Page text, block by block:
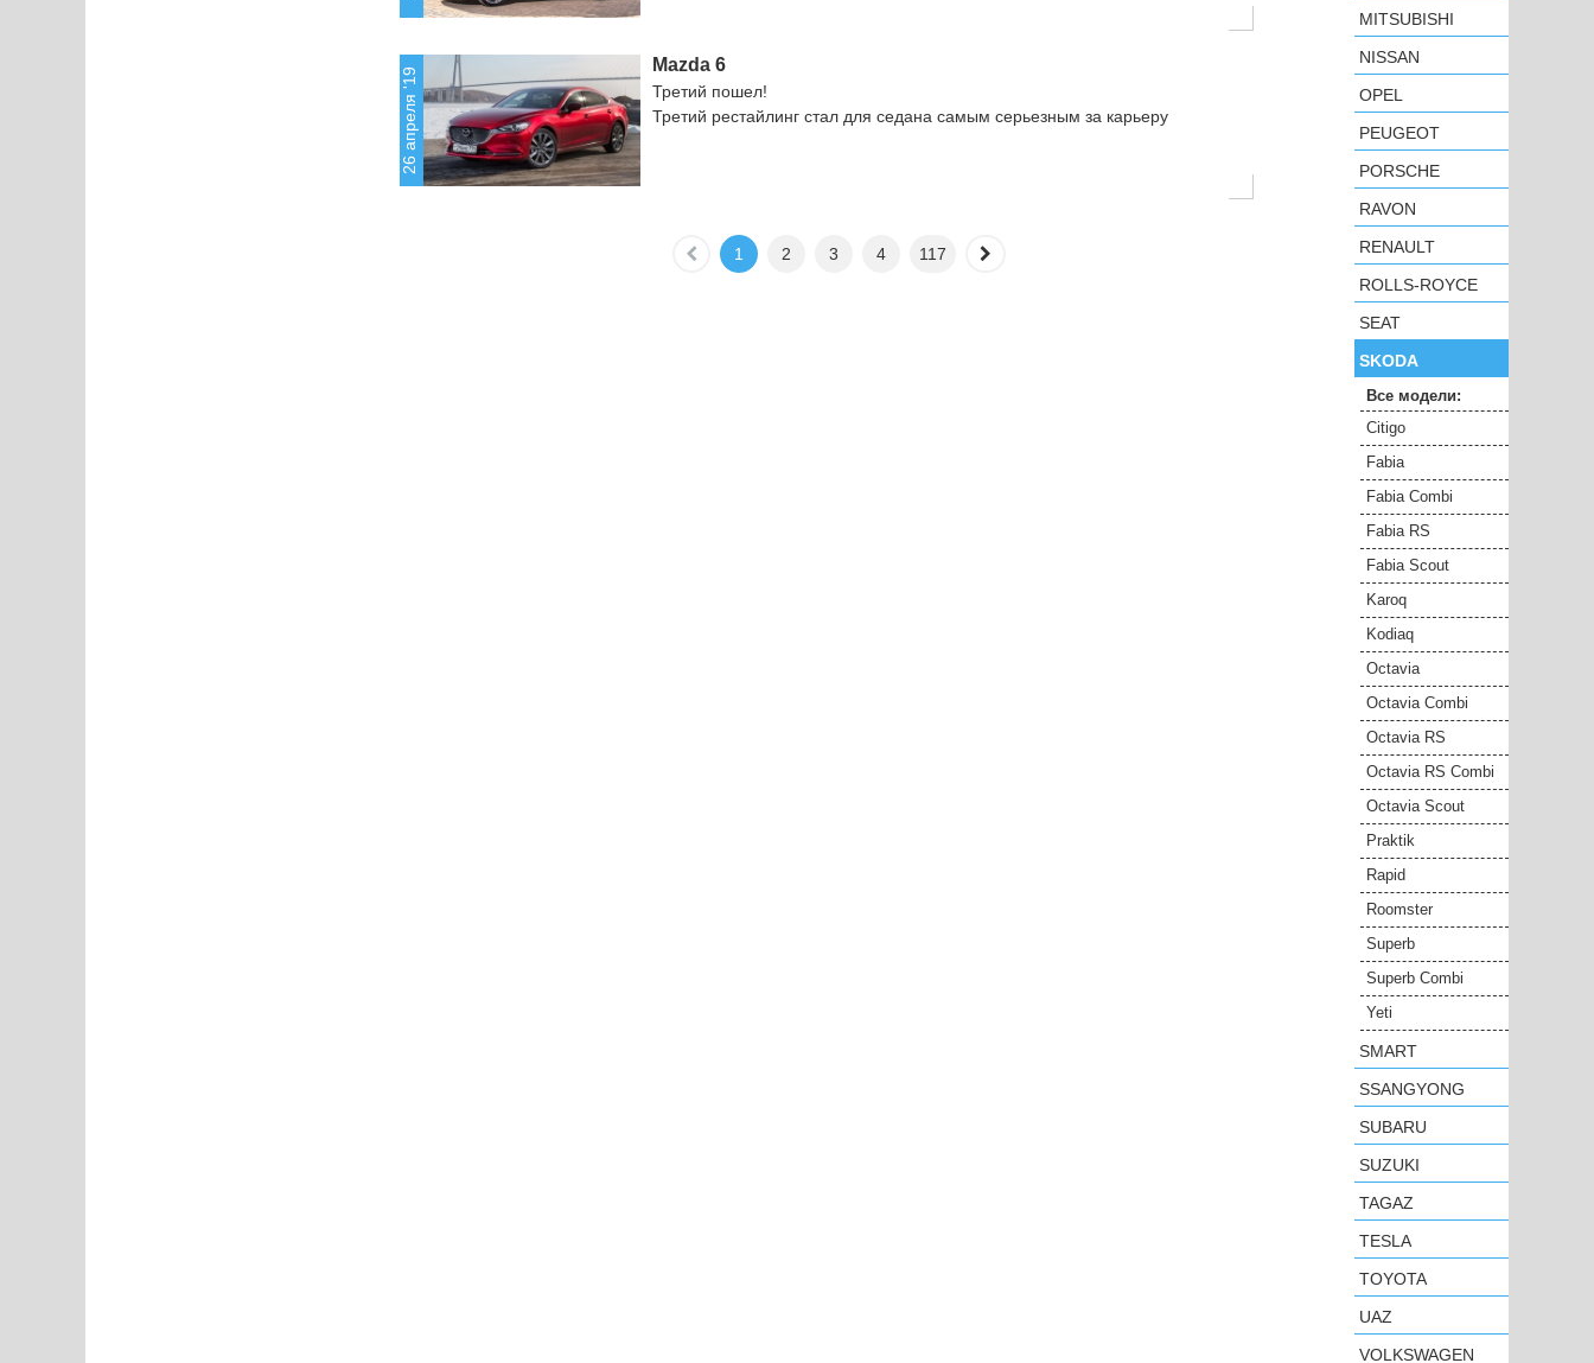
26 апреля '19
Mazda 6
Третий пошел!
Третий рестайлинг стал для седана самым серьезным за карьеру
1 2 3 4 117
MITSUBISHI
NISSAN
OPEL
PEUGEOT
PORSCHE
RAVON
RENAULT
ROLLS-ROYCE
SEAT
SKODA
Все модели:
Citigo
Fabia
Fabia Combi
Fabia RS
Fabia Scout
Karoq
Kodiaq
Octavia
Octavia Combi
Octavia RS
Octavia RS Combi
Octavia Scout
Praktik
Rapid
Roomster
Superb
Superb Combi
Yeti
SMART
SSANGYONG
SUBARU
SUZUKI
TAGAZ
TESLA
TOYOTA
UAZ
VOLKSWAGEN